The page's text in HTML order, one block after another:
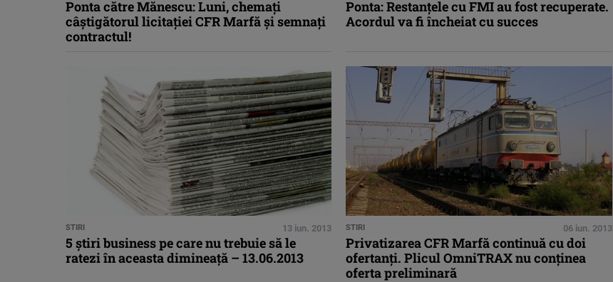
Ponta către Mănescu: Luni, chemaţi
câştigătorul licitaţiei CFR Marfă şi semnaţi
contractul!
Ponta: Restanţele cu FMI au fost recuperate.
Acordul va fi încheiat cu succes
STIRI 13 iun. 2013
5 ştiri business pe care nu trebuie să le
ratezi în aceasta dimineaţă – 13.06.2013
STIRI 06 iun. 2013
Privatizarea CFR Marfă continuă cu doi
ofertanţi. Plicul OmniTRAX nu conţinea
oferta preliminară